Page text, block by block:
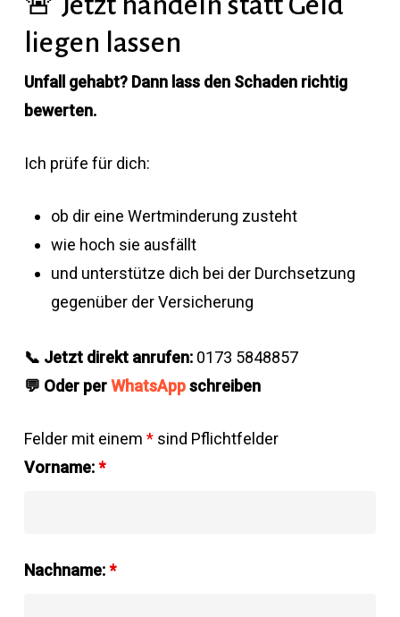
liegen lassen
Unfall gehabt? Dann lass den Schaden richtig
bewerten.
Ich prüfe für dich:
ob dir eine Wertminderung zusteht
wie hoch sie ausfällt
und unterstütze dich bei der Durchsetzung
gegenüber der Versicherung
📞 Jetzt direkt anrufen:0173 5848857
💬 Oder perWhatsAppschreiben
Felder mit einem *sind Pflichtfelder
Vorname:*
Nachname:*